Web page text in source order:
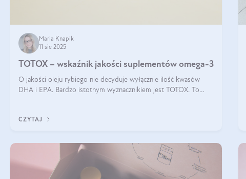
Maria Knapik
11 sie 2025
TOTOX – wskaźnik jakości suplementów omega-3
O jakości oleju rybiego nie decyduje wyłącznie ilość kwasów
DHA i EPA. Bardzo istotnym wyznacznikiem jest TOTOX. To
CZYTAJ